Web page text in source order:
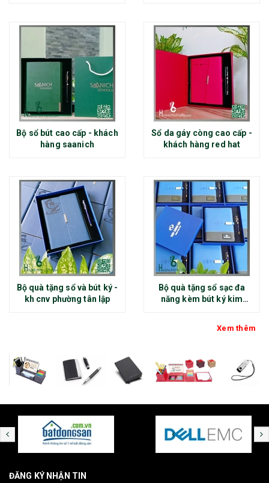
Bộ sổ bút cao cấp - khách
hàng saanich
Sổ da gáy còng cao cấp -
khách hàng red hat
Bộ quà tặng sổ và bút ký -
kh cnv phường tân lập
Bộ quà tặng sổ sạc đa
năng kèm bút ký kim
Xem thêm
ĐĂNG KÝ NHẬN TIN